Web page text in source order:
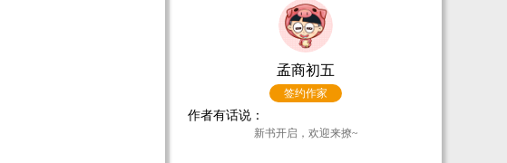
孟商初五
签约作家
作者有话说：
新书开启，欢迎来撩~